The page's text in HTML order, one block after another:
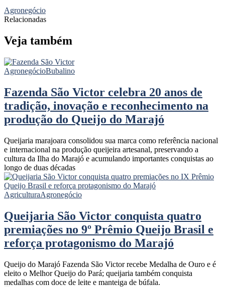
Agronegócio
Relacionadas
Veja também
AgronegócioBubalino
Fazenda São Victor celebra 20 anos de
tradição, inovação e reconhecimento na
produção do Queijo do Marajó
Queijaria marajoara consolidou sua marca como referência nacional
e internacional na produção queijeira artesanal, preservando a
cultura da Ilha do Marajó e acumulando importantes conquistas ao
longo de duas décadas
AgriculturaAgronegócio
Queijaria São Victor conquista quatro
premiações no 9º Prêmio Queijo Brasil e
reforça protagonismo do Marajó
Queijo do Marajó Fazenda São Victor recebe Medalha de Ouro e é
eleito o Melhor Queijo do Pará; queijaria também conquista
medalhas com doce de leite e manteiga de búfala.